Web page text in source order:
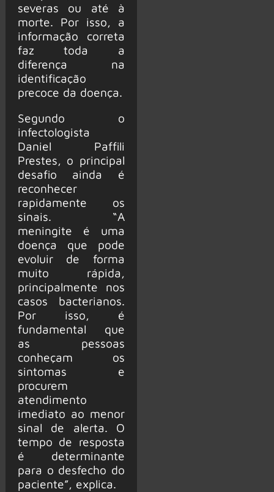
severas ou até à
morte. Por isso, a
informação correta
faz toda a
diferença na
identificação
precoce da doença.
Segundo o
infectologista
Daniel Paffili
Prestes, o principal
desafio ainda é
reconhecer
rapidamente os
sinais. “A
meningite é uma
doença que pode
evoluir de forma
muito rápida,
principalmente nos
casos bacterianos.
Por isso, é
fundamental que
as pessoas
conheçam os
sintomas e
procurem
atendimento
imediato ao menor
sinal de alerta. O
tempo de resposta
é determinante
para o desfecho do
paciente”, explica.